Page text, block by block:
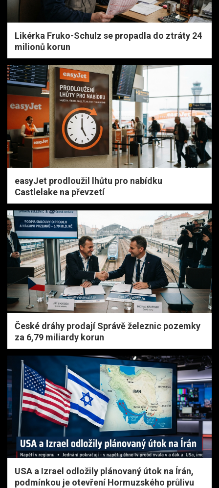
Likérka Fruko-Schulz se propadla do ztráty 24
milionů korun
easyJet prodloužil lhůtu pro nabídku
Castlelake na převzetí
České dráhy prodají Správě železnic pozemky
za 6,79 miliardy korun
USA a Izrael odložily plánovaný útok na Írán,
podmínkou je otevření Hormuzského průlivu